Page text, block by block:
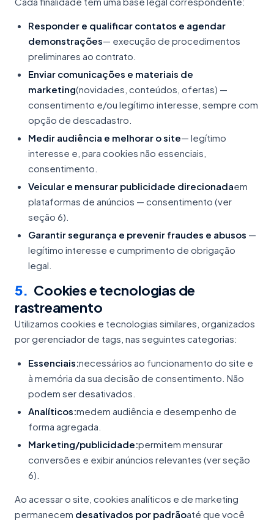
Responder e qualificar contatos e agendar
demonstrações— execução de procedimentos
preliminares ao contrato.
Enviar comunicações e materiais de
marketing(novidades, conteúdos, ofertas) —
consentimento e/ou legítimo interesse, sempre com
opção de descadastro.
Medir audiência e melhorar o site— legítimo
interesse e, para cookies não essenciais,
consentimento.
Veicular e mensurar publicidade direcionadaem
plataformas de anúncios — consentimento (ver
seção 6).
Garantir segurança e prevenir fraudes e abusos —
legítimo interesse e cumprimento de obrigação
legal.
5. Cookies e tecnologias de
rastreamento
Utilizamos cookies e tecnologias similares, organizados
por gerenciador de tags, nas seguintes categorias:
Essenciais:necessários ao funcionamento do site e
à memória da sua decisão de consentimento. Não
podem ser desativados.
Analíticos:medem audiência e desempenho de
forma agregada.
Marketing/publicidade:permitem mensurar
conversões e exibir anúncios relevantes (ver seção
6).
Ao acessar o site, cookies analíticos e de marketing
permanecem desativados por padrãoaté que você